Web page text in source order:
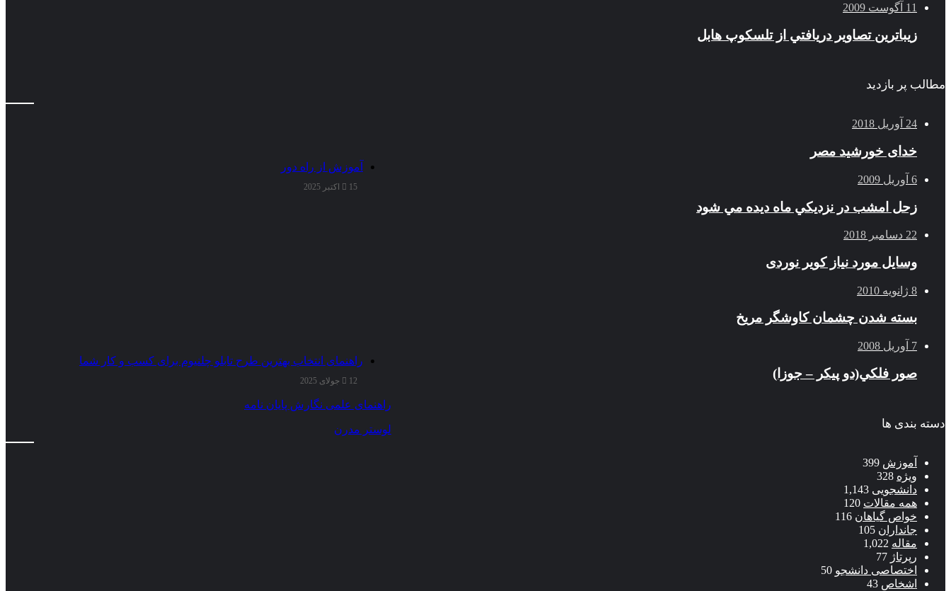
آموزش از راه دور
15 اکتبر 2025
راهنمای انتخاب بهترین طرح تابلو چلنیوم برای کسب و کار شما
12 جولای 2025
راهنمای علمی نگارش پایان نامه
لوستر مدرن
11 آگوست 2009
زيباترين تصاوير دريافتي از تلسكوپ هابل
مطالب پر بازدید
24 آوریل 2018
خدای خورشید مصر
6 آوریل 2009
زحل امشب در نزديكي ماه ديده مي شود
22 دسامبر 2018
وسایل مورد نیاز کویر نوردی
8 ژانویه 2010
بسته شدن چشمان کاوشگر مريخ
7 آوریل 2008
صور فلكي(دو پیکر – جوزا)
دسته بندی ها
آموزش 399
ویژه 328
دانشجویی 1,143
همه مقالات 120
خواص گیاهان 116
جانداران 105
مقاله 1,022
رپرتاژ 77
اختصاصی دانشجو 50
اشخاص 43